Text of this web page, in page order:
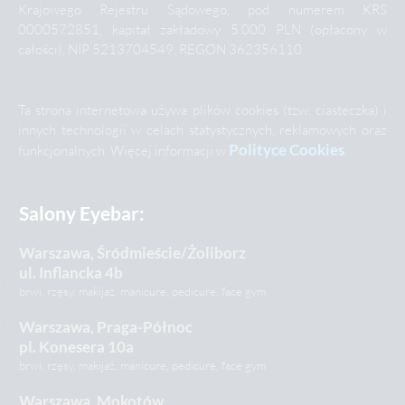
Krajowego Rejestru Sądowego, pod numerem KRS
0000572851, kapitał zakładowy 5.000 PLN (opłacony w
całości), NIP 5213704549, REGON 362356110
Ta strona internetowa używa plików cookies (tzw. ciasteczka) i
innych technologii w celach statystycznych, reklamowych oraz
funkcjonalnych. Więcej informacji w
Polityce Cookies
Salony Eyebar:
Warszawa, Śródmieście/Żoliborz
ul. Inflancka 4b
brwi, rzęsy, makijaż, manicure, pedicure, face gym
Warszawa, Praga-Północ
pl. Konesera 10a
brwi, rzęsy, makijaż, manicure, pedicure, face gym
Warszawa, Mokotów